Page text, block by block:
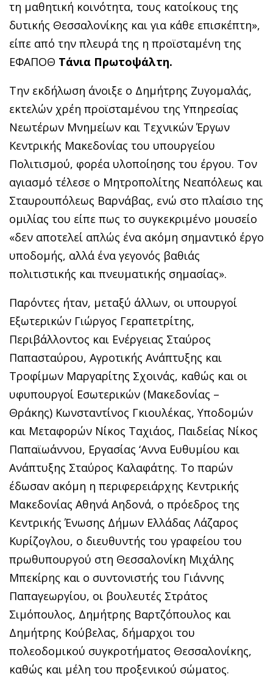
τη μαθητική κοινότητα, τους κατοίκους της
δυτικής Θεσσαλονίκης και για κάθε επισκέπτη»,
είπε από την πλευρά της η προϊσταμένη της
ΕΦΑΠΟΘ Τάνια Πρωτοψάλτη.
Την εκδήλωση άνοιξε ο Δημήτρης Ζυγομαλάς,
εκτελών χρέη προϊσταμένου της Υπηρεσίας
Νεωτέρων Μνημείων και Τεχνικών Έργων
Κεντρικής Μακεδονίας του υπουργείου
Πολιτισμού, φορέα υλοποίησης του έργου. Τον
αγιασμό τέλεσε ο Μητροπολίτης Νεαπόλεως και
Σταυρουπόλεως Βαρνάβας, ενώ στο πλαίσιο της
ομιλίας του είπε πως το συγκεκριμένο μουσείο
«δεν αποτελεί απλώς ένα ακόμη σημαντικό έργο
υποδομής, αλλά ένα γεγονός βαθιάς
πολιτιστικής και πνευματικής σημασίας».
Παρόντες ήταν, μεταξύ άλλων, οι υπουργοί
Εξωτερικών Γιώργος Γεραπετρίτης,
Περιβάλλοντος και Ενέργειας Σταύρος
Παπασταύρου, Αγροτικής Ανάπτυξης και
Τροφίμων Μαργαρίτης Σχοινάς, καθώς και οι
υφυπουργοί Εσωτερικών (Μακεδονίας –
Θράκης) Κωνσταντίνος Γκιουλέκας, Υποδομών
και Μεταφορών Νίκος Ταχιάος, Παιδείας Νίκος
Παπαϊωάννου, Εργασίας ‘Αννα Ευθυμίου και
Ανάπτυξης Σταύρος Καλαφάτης. Το παρών
έδωσαν ακόμη η περιφερειάρχης Κεντρικής
Μακεδονίας Αθηνά Αηδονά, ο πρόεδρος της
Κεντρικής Ένωσης Δήμων Ελλάδας Λάζαρος
Κυρίζογλου, ο διευθυντής του γραφείου του
πρωθυπουργού στη Θεσσαλονίκη Μιχάλης
Μπεκίρης και ο συντονιστής του Γιάννης
Παπαγεωργίου, οι βουλευτές Στράτος
Σιμόπουλος, Δημήτρης Βαρτζόπουλος και
Δημήτρης Κούβελας, δήμαρχοι του
πολεοδομικού συγκροτήματος Θεσσαλονίκης,
καθώς και μέλη του προξενικού σώματος.